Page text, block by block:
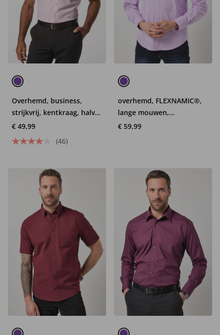
Overhemd, business,
strijkvrij, kentkraag, halve
mouw, comfortabele
pasvorm, tot 8XL
€ 49,99
(46)
overhemd, FLEXNAMIC®,
lange mouwen,
buttondown kraag,
€ 59,99